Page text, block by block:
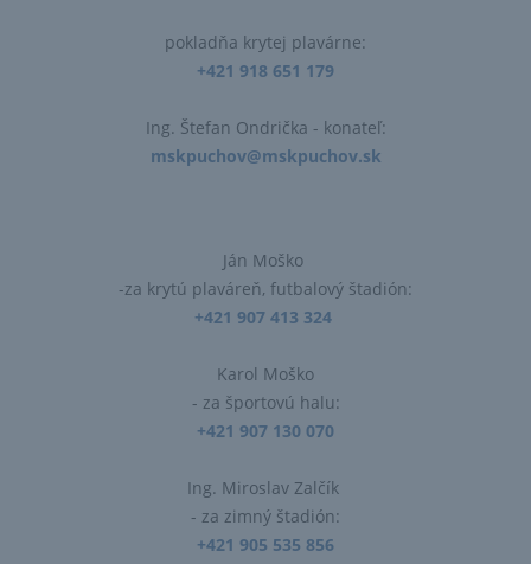
pokladňa krytej plavárne:
+421 918 651 179
Ing. Štefan Ondrička​ - konateľ:
mskpuchov@mskpuchov.sk
Ján Moško
-za krytú plaváreň, futbalový štadión:
+421 907 413 324
Karol Moško
- za športovú halu:
+421 907 130 070
Ing. Miroslav Zalčík
- za zimný štadión:
+421 905 535 856